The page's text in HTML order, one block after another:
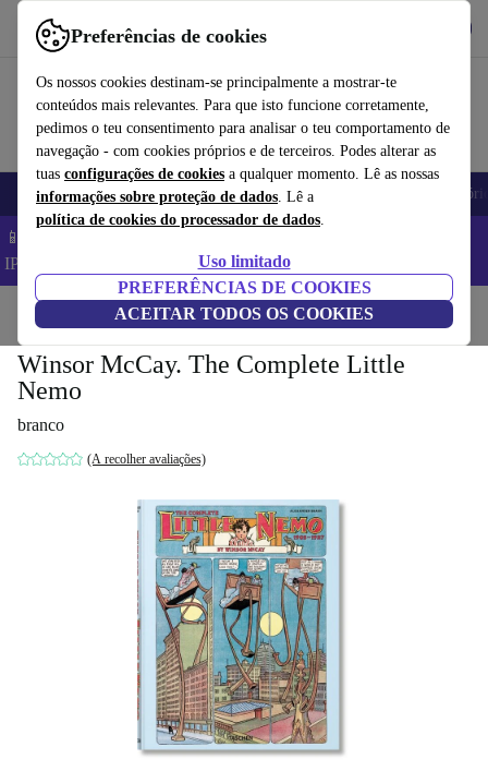
Preferências de cookies
Os nossos cookies destinam-se principalmente a mostrar-te
conteúdos mais relevantes. Para que isto funcione corretamente,
pedimos o teu consentimento para analisar o teu comportamento de
navegação - com cookies próprios e de terceiros. Podes alterar as
tuas configurações de cookies a qualquer momento. Lê as nossas
informações sobre proteção de dados. Lê a
política de cookies do processador de dados.
Uso limitado
PREFERÊNCIAS DE COOKIES
ACEITAR TODOS OS COOKIES
Use o refurbed de forma rápida e fácil
Telemóveis Computadores Portáteis Tablets
📱 Poupa 5% EXTRA em todos os iPhones – Código:
IPHONEDEAL –
Início Casa Móveis
Winsor McCay. The Complete Little
Nemo
branco
(A recolher avaliações)